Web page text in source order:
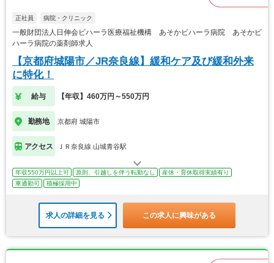
正社員 病院・クリニック
一般財団法人日伸会ビハーラ医療福祉機構 あそかビハーラ病院 あそかビ
ハーラ病院の薬剤師求人
【京都府城陽市／JR奈良線】緩和ケア及び緩和外来
に特化！
給与 【年収】460万円～550万円
勤務地 京都府 城陽市
アクセス ＪＲ奈良線 山城青谷駅
年収550万円以上可 原則、引越しを伴う転勤なし
産休・育休取得実績有り
車通勤可
積極採用中
求人の詳細を見る この求人に興味がある